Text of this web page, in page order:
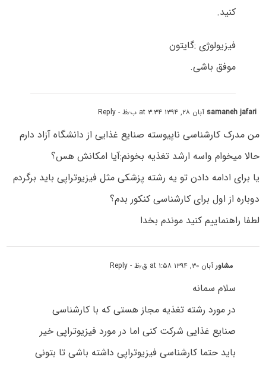
کنید.
فیزیولوژی :گایتون
موفق باشی.
samaneh jafari آبان ۲۸, ۱۳۹۴ at ۳:۳۴ ب٫ظ - Reply
من مدرک کارشناسی ناپیوسته صنایع غذایی از دانشگاه آزاد دارم
حالا میخوام واسه ارشد تغذیه بخونم:آیا امکانش هس؟
یا برای ادامه دادن تو یه رشته پزشکی مثل فیزیوتراپی باید برگردم
دوباره از اول برای کارشناسی کنکور بدم؟
لطفا راهنماییم کنید موندم بخدا
مشاورآبان ۳۰, ۱۳۹۴ at ۱:۵۸ ق٫ظ - Reply
سلام سمانه
در مورد رشته تغذیه مجاز هستی که با کارشناسی
صنایع غذایی شرکت کنی اما در مورد فیزیوتراپی خیر
باید حتما کارشناسی فیزیوتراپی داشته باشی تا بتونی